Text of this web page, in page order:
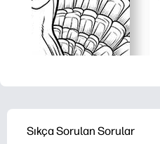
Sıkça Sorulan Sorular